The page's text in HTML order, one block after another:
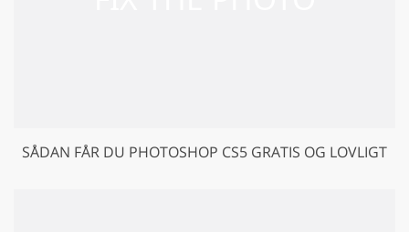
SÅDAN FÅR DU PHOTOSHOP CS5 GRATIS OG LOVLIGT